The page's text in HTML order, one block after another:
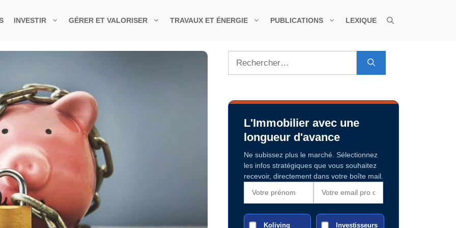
INVESTIR GÉRER ET VALORISER TRAVAUX ET ÉNERGIE PUBLICATIONS LEXIQUE
L'Immobilier avec une
longueur d'avance
Ne subissez plus le marché. Sélectionnez
les infos stratégiques que vous souhaitez
recevoir, directement dans votre boîte mail.
Koliving
Investisseurs